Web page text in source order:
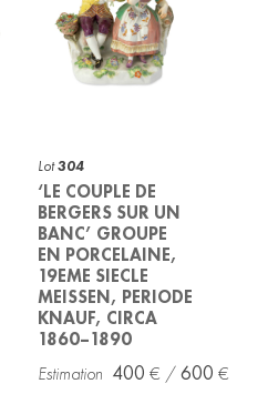
Lot304
‘LE COUPLE DE
BERGERS SUR UN
BANC’ GROUPE
EN PORCELAINE,
19EME SIECLE
MEISSEN, PERIODE
KNAUF, CIRCA
1860–1890
400 600